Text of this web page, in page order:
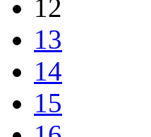
12
13
14
15